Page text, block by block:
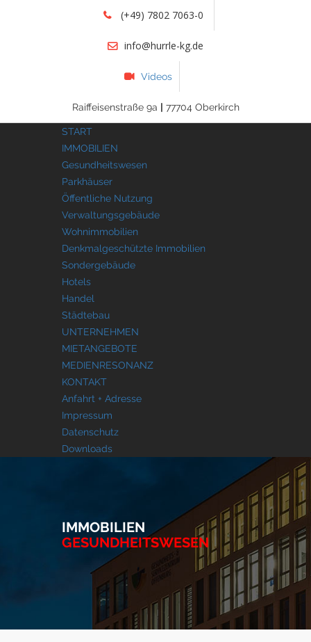
(+49) 7802 7063-0
info@hurrle-kg.de
Videos
Raiffeisenstraße 9a | 77704 Oberkirch
START
IMMOBILIEN
Gesundheitswesen
Parkhäuser
Öffentliche Nutzung
Verwaltungsgebäude
Wohnimmobilien
Denkmalgeschützte Immobilien
Sondergebäude
Hotels
Handel
Städtebau
UNTERNEHMEN
MIETANGEBOTE
MEDIENRESONANZ
KONTAKT
Anfahrt + Adresse
Impressum
Datenschutz
Downloads
IMMOBILIEN
GESUNDHEITSWESEN